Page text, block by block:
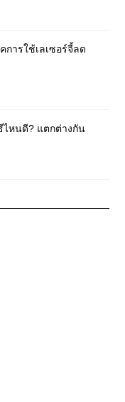
การใช้เลเซอร์จี้ลด
ไหนดี? แตกต่างกัน